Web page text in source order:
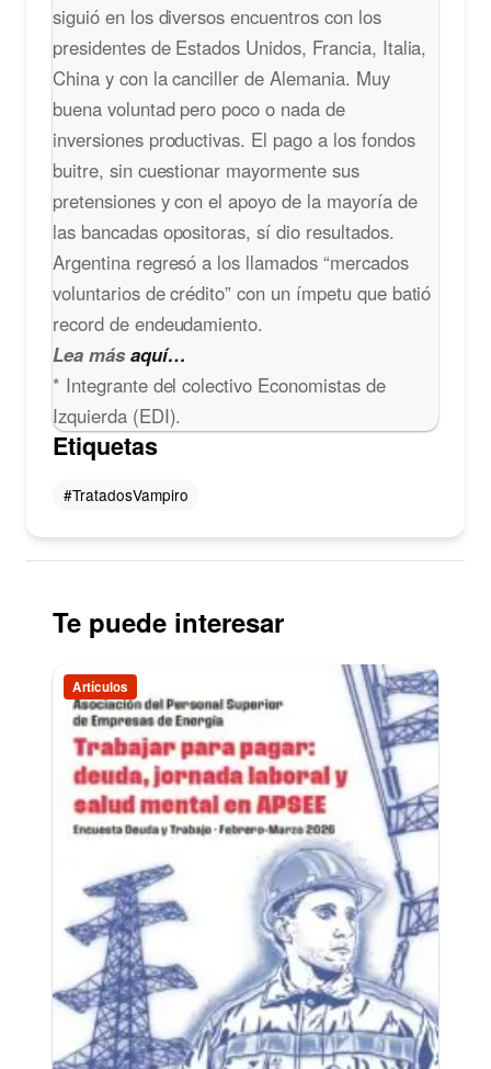
siguió en los diversos encuentros con los
presidentes de Estados Unidos, Francia, Italia,
China y con la canciller de Alemania. Muy
buena voluntad pero poco o nada de
inversiones productivas. El pago a los fondos
buitre, sin cuestionar mayormente sus
pretensiones y con el apoyo de la mayoría de
las bancadas opositoras, sí dio resultados.
Argentina regresó a los llamados “mercados
voluntarios de crédito” con un ímpetu que batió
record de endeudamiento.
Lea másaquí…
* Integrante del colectivo Economistas de
Izquierda (EDI).
Etiquetas
#TratadosVampiro
Te puede interesar
Artículos